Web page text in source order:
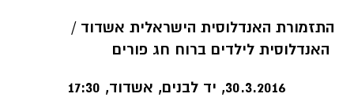
התזמורת האנדלוסית הישראלית אשדוד /
האנדלוסית לילדים ברוח חג פורים
30.3.2016, יד לבנים, אשדוד, 17:30